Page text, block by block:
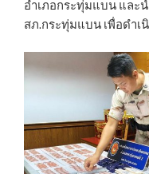
อำเภอกระทุ่มแบน และ
สภ.กระทุ่มแบน เพื่อดำ